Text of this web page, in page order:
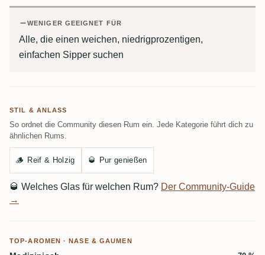
WENIGER GEEIGNET FÜR
Alle, die einen weichen, niedrigprozentigen,
einfachen Sipper suchen
STIL & ANLASS
So ordnet die Community diesen Rum ein. Jede Kategorie führt dich zu
ähnlichen Rums.
🪵 Reif & Holzig 🥃 Pur genießen
🥃 Welches Glas für welchen Rum? Der Community-Guide
→
TOP-AROMEN · NASE & GAUMEN